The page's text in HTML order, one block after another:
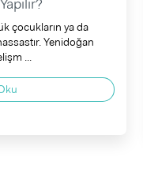
çocukların ya da
Yenidoğan
...